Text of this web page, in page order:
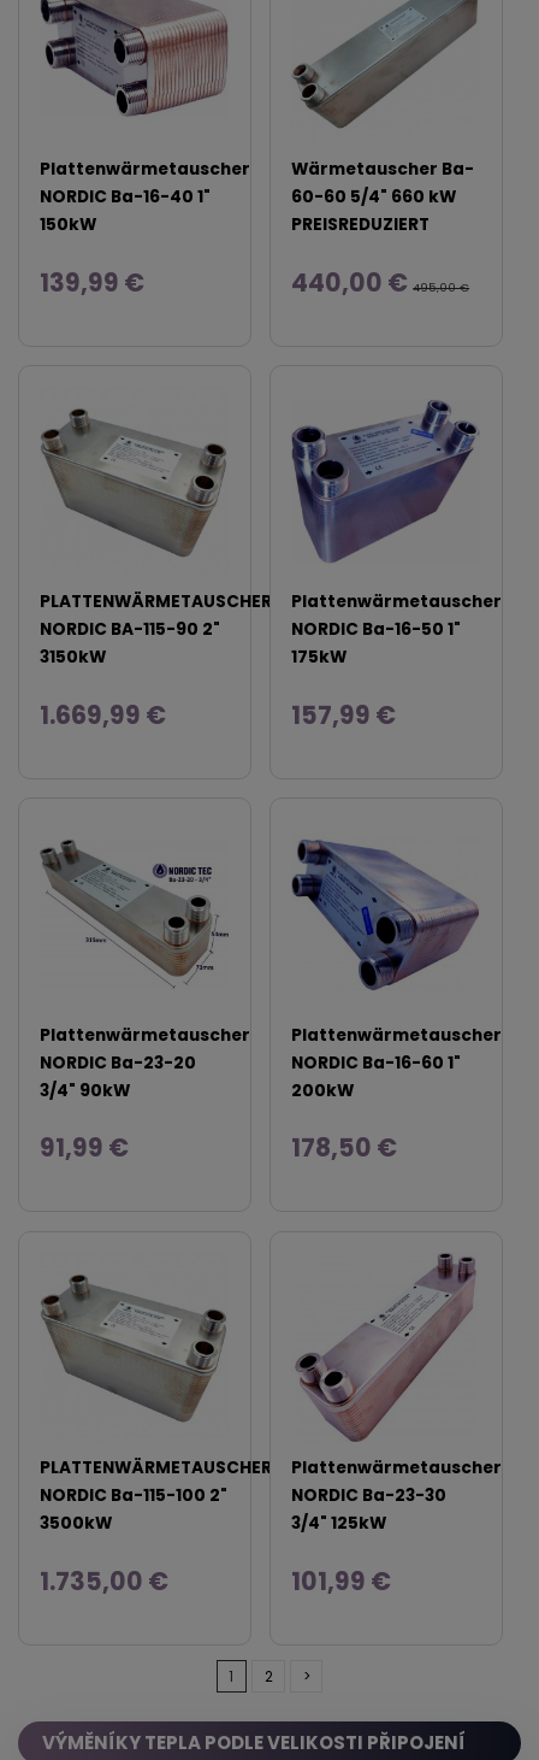
Plattenwärmetauscher
NORDIC Ba-16-40 1"
150kW
139,99 €
Wärmetauscher Ba-
60-60 5/4" 660 kW
PREISREDUZIERT
440,00 €495,00 €
PLATTENWÄRMETAUSCHER
NORDIC BA-115-90 2"
3150kW
1.669,99 €
Plattenwärmetauscher
NORDIC Ba-16-50 1"
175kW
157,99 €
Plattenwärmetauscher
NORDIC Ba-23-20
3/4" 90kW
91,99 €
Plattenwärmetauscher
NORDIC Ba-16-60 1"
200kW
178,50 €
PLATTENWÄRMETAUSCHER
NORDIC Ba-115-100 2"
3500kW
1.735,00 €
Plattenwärmetauscher
NORDIC Ba-23-30
3/4" 125kW
101,99 €
1 2 >
VÝMĚNÍKY TEPLA PODLE VELIKOSTI PŘIPOJENÍ